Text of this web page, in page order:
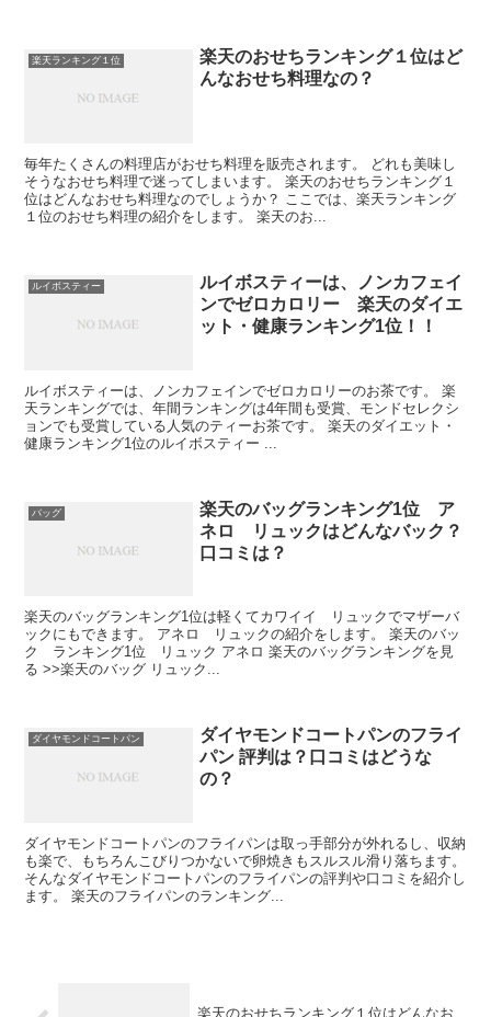
楽天ランキング１位
楽天のおせちランキング１位はど
んなおせち料理なの？
毎年たくさんの料理店がおせち料理を販売されます。 どれも美味し
そうなおせち料理で迷ってしまいます。 楽天のおせちランキング１
位はどんなおせち料理なのでしょうか？ ここでは、楽天ランキング
１位のおせち料理の紹介をします。 楽天のお...
ルイボスティー
ルイボスティーは、ノンカフェイ
ンでゼロカロリー 楽天のダイエ
ット・健康ランキング1位！！
ルイボスティーは、ノンカフェインでゼロカロリーのお茶です。 楽
天ランキングでは、年間ランキングは4年間も受賞、モンドセレクシ
ョンでも受賞している人気のティーお茶です。 楽天のダイエット・
健康ランキング1位のルイボスティー ...
バッグ
楽天のバッグランキング1位 ア
ネロ リュックはどんなバック？
口コミは？
楽天のバッグランキング1位は軽くてカワイイ リュックでマザーバ
ックにもできます。 アネロ リュックの紹介をします。 楽天のバッ
ク ランキング1位 リュック アネロ 楽天のバッグランキングを見
る >>楽天のバッグ リュック...
ダイヤモンドコートパン
ダイヤモンドコートパンのフライ
パン 評判は？口コミはどうな
の？
ダイヤモンドコートパンのフライパンは取っ手部分が外れるし、収納
も楽で、もちろんこびりつかないで卵焼きもスルスル滑り落ちます。
そんなダイヤモンドコートパンのフライパンの評判や口コミを紹介し
ます。 楽天のフライパンのランキング...
楽天のおせちランキング１位はどんなお